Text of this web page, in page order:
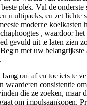
beste plek. Vul de onderste
en multipacks, en zet lichte
moderne koelkasten
, waardoorhet
gevuld uit te laten zien
met uw belangrijkste
.
bang om af en toe iets te
waarderen consistentie
die ze zoeken, maar
gaat om impulsaankopen.